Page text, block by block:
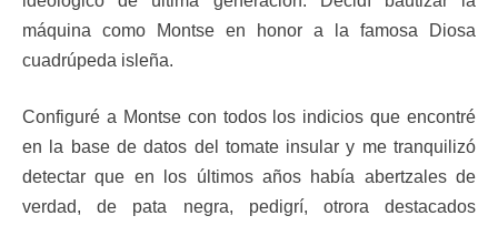
máquina como Montse en honor a la famosa Diosa
cuadrúpeda isleña.
Configuré a Montse con todos los indicios que encontré
en la base de datos del tomate insular y me tranquilizó
detectar que en los últimos años había abertzales de
verdad, de pata negra, pedigrí, otrora destacados